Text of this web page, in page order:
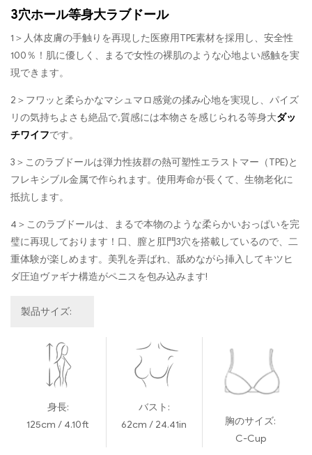
3穴ホール等身大ラブドール
1＞人体皮膚の手触りを再現した医療用TPE素材を採用し、安全性
100％！肌に優しく、まるで女性の裸肌のような心地よい感触を実
現できます。
2＞フワッと柔らかなマシュマロ感覚の揉み心地を実現し、パイズ
リの気持ちよさも絶品で,質感には本物さを感じられる等身大ダッ
チワイフです。
3＞このラブドールは弾力性抜群の熱可塑性エラストマー（TPE)と
フレキシブル金属で作られます。使用寿命が長くて、生物老化に
抵抗します。
4＞このラブドールは、まるで本物のような柔らかいおっぱいを完
璧に再現しております！口、膣と肛門3穴を搭載しているので、二
重体験が楽しめます。美乳を弄ばれ、舐めながら挿入してキツヒ
ダ圧迫ヴァギナ構造がペニスを包み込みます!
製品サイズ:
身長:
125cm / 4.10ft
バスト:
62cm / 24.41in
胸のサイズ:
C-Cup